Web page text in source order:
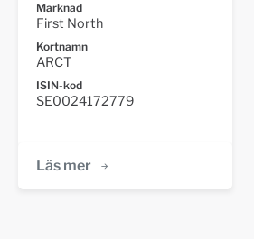
Marknad
First North
Kortnamn
ARCT
ISIN-kod
SE0024172779
Läs mer